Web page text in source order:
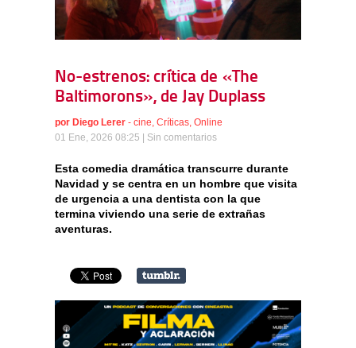
No-estrenos: crítica de «The
Baltimorons», de Jay Duplass
por Diego Lerer - cine Críticas Online
01 Ene, 2026 08:25 | Sin comentarios
Esta comedia dramática transcurre durante
Navidad y se centra en un hombre que visita
de urgencia a una dentista con la que
termina viviendo una serie de extrañas
aventuras.